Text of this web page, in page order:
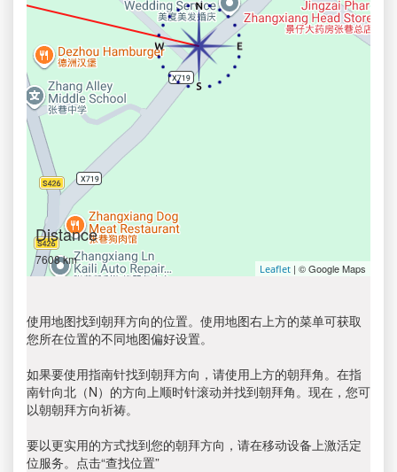
Distance
7608 km
Leaflet | © Google Maps
使用地图找到朝拜方向的位置。使用地图右上方的菜单可获取
您所在位置的不同地图偏好设置。
如果要使用指南针找到朝拜方向，请使用上方的朝拜角。在指
南针向北（N）的方向上顺时针滚动并找到朝拜角。现在，您可
以朝朝拜方向祈祷。
要以更实用的方式找到您的朝拜方向，请在移动设备上激活定
位服务。点击“查找位置”